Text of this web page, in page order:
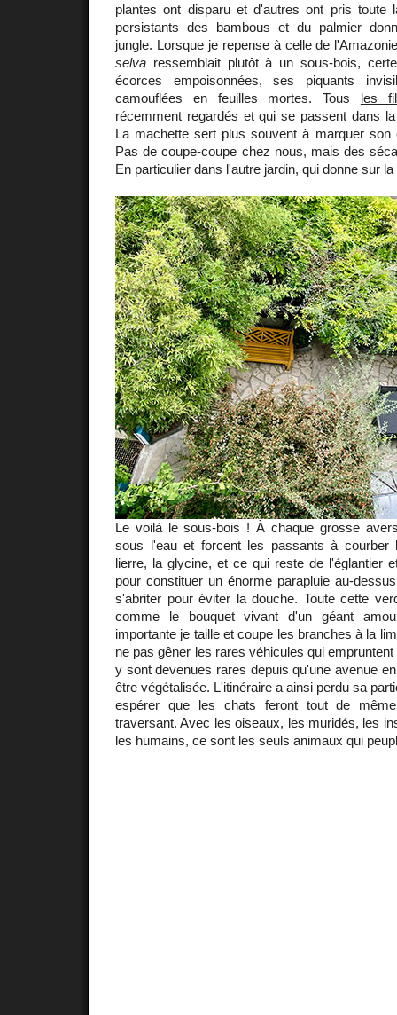
plantes ont disparu et d'autres ont pris toute
persistants des bambous et du palmier
jungle. Lorsque je repense à celle de
selva ressemblait plutôt à un sous-bois,
écorces empoisonnées, ses piquants
camouflées en feuilles mortes. Tous les
récemment regardés et qui se passent dans
La machette sert plus souvent à marquer
Pas de coupe-coupe chez nous, mais des
En particulier dans l'autre jardin, qui donne sur la
Le voilà le sous-bois ! À chaque grosse
sous l'eau et forcent les passants à courber
lierre, la glycine, et ce qui reste de l'églantier
pour constituer un énorme parapluie au-
s'abriter pour éviter la douche. Toute cette
comme le bouquet vivant d'un géant
importante je taille et coupe les branches à la
ne pas gêner les rares véhicules qui
y sont devenues rares depuis qu'une avenue
être végétalisée. L'itinéraire a ainsi perdu sa
espérer que les chats feront tout de
traversant. Avec les oiseaux, les muridés, les
les humains, ce sont les seuls animaux qui